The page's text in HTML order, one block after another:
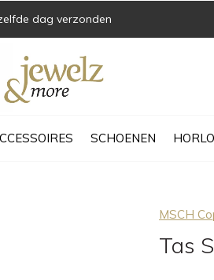
SCHOENEN
dag verzonden
MSCH
Tas